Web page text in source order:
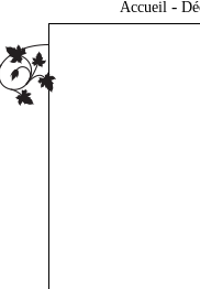
Accueil -